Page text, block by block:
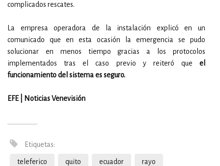
complicados rescates.
La empresa operadora de la instalación explicó en un
comunicado que en esta ocasión la emergencia se pudo
solucionar en menos tiempo gracias a los protocolos
implementados tras el caso previo y reiteró que el
funcionamiento del sistema es seguro.
EFE | Noticias Venevisión
Etiquetas:
teleferico quito ecuador rayo